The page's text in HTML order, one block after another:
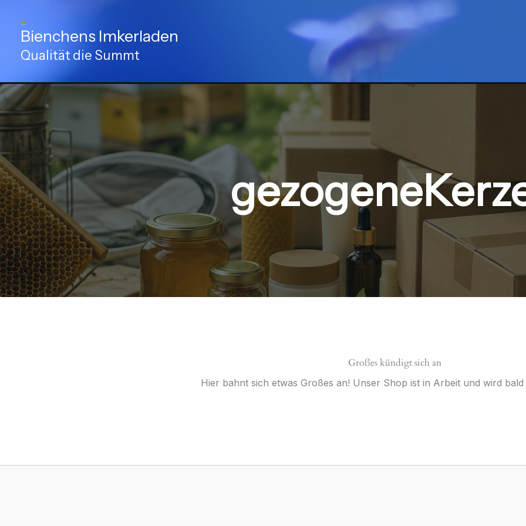
Inhalt
springenBienchens Imkerladen
Qualität die Summt
Großes kündigt sich an
Hier bahnt sich etwas Großes an! Unser Shop ist in Arbeit und wird